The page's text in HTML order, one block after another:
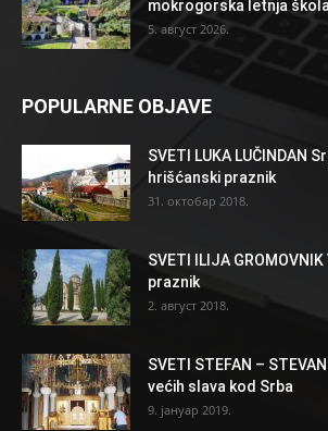
mokrogorska letnja
5. август 2026.
POPULARNE OBJAVE
SVETI LUKA LUČINDAN
hrišćanski praznik
31. октобар 2018.
SVETI ILIJA
praznik
2. август 2018.
SVETI STEFAN –
većih slava kod Srba
9. јануар 2019.